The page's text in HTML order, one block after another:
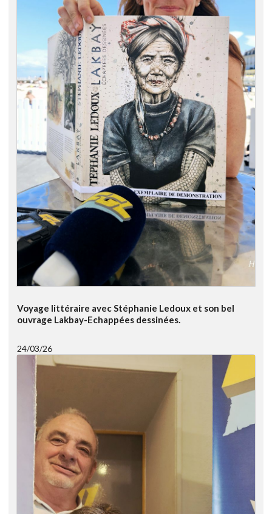
Voyage littéraire avec Stéphanie Ledoux et son bel
ouvrage Lakbay-Echappées dessinées.
24/03/26